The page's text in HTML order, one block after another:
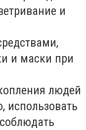
и
и маски при
людей
использовать